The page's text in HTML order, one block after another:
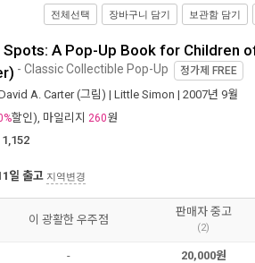
전체선택 장바구니 담기 보관함 담기
Spots: A Pop-Up Book for Children
- Classic Collectible Pop-Up 정가제 FREE
A. Carter(그림) | Little Simon | 2007년 9월
할인), 마일리지 260원
1,152
일 출고 지역변경
이 광활한 우주점
판매자 중고
(2)
- 20,000원